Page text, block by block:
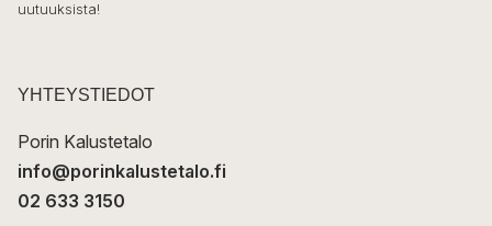
k
t
uutuuksista!
YHTEYSTIEDOT
Porin Kalustetalo
info@porinkalustetalo.fi
02 633 3150